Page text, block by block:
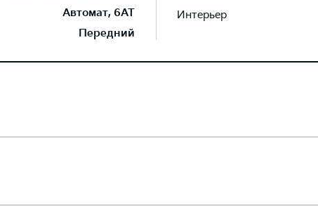
Автомат, 6AT
Передний
Интерьер